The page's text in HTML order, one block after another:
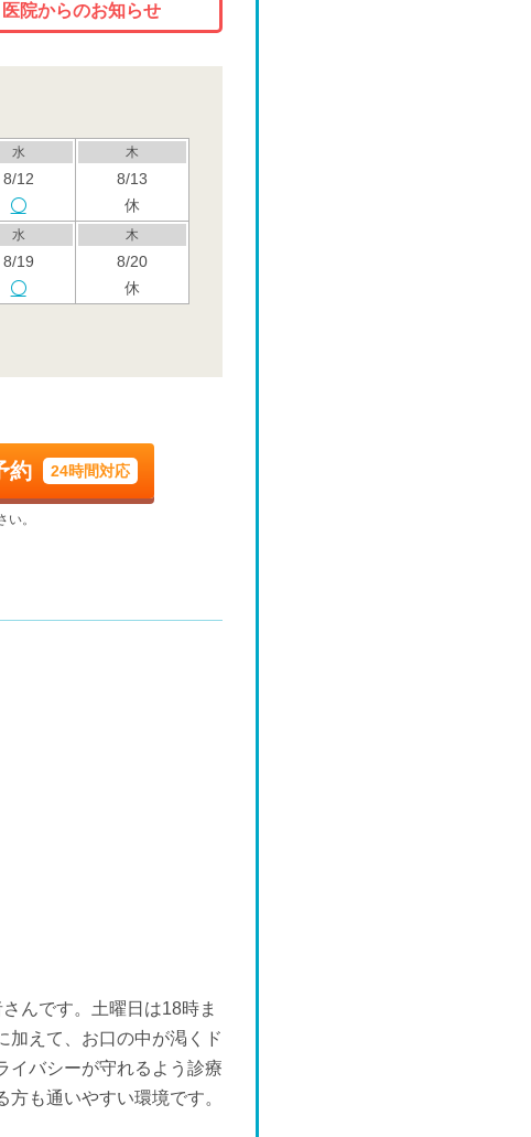
医院からのお知らせ
水
8/12
木
8/13
休
水
8/19
木
8/20
休
水
9/9
木
9/10
-
休
24時間対応
約
。
んです。土曜日は18時ま
加えて、お口の中が渇くド
イバシーが守れるよう診療
も通いやすい環境です。